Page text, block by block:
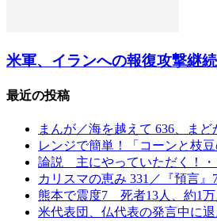
米軍、イランへの報復攻撃継
最近の投稿
まんが／海を越えて 636、まど
レンジで簡単！「コーンと枝
論説 主にやっていただく！・
カリスマの恵み 331／『預言
熊本で震度7 死者13人、約1
米代表団、仏代表の発言中に